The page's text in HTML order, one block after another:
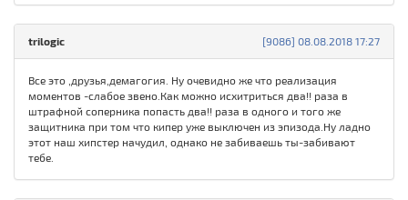
[9086] 08.08.2018 17:27
trilogic
Все это ,друзья,демагогия. Ну очевидно же что реализация
моментов -слабое звено.Как можно исхитриться два!! раза в
штрафной соперника попасть два!! раза в одного и того же
защитника при том что кипер уже выключен из эпизода.Ну ладно
этот наш хипстер начудил, однако не забиваешь ты-забивают
тебе.